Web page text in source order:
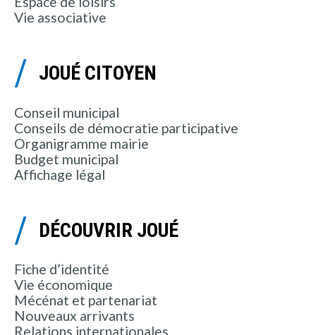
Vie associative
JOUÉ CITOYEN
Conseil municipal
Conseils de démocratie participative
Organigramme mairie
Budget municipal
Affichage légal
DÉCOUVRIR JOUÉ
Fiche d’identité
Vie économique
Mécénat et partenariat
Nouveaux arrivants
Relations internationales